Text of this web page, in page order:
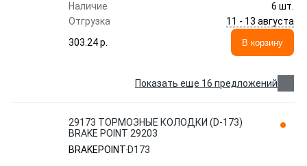
Наличие
6 шт.
Отгрузка
11 - 13 августа
303.24 p.
В корзину
Показать еще 16 предложений
29173 ТОРМОЗНЫЕ КОЛОДКИ (D-173)
BRAKE POINT 29203
BRAKEPOINT D173